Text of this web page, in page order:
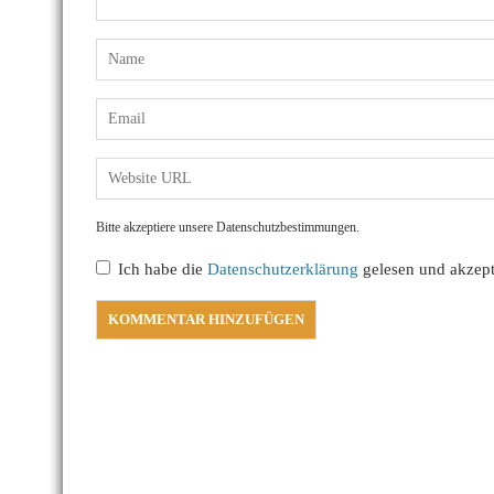
Bitte akzeptiere unsere Datenschutzbestimmungen.
Ich habe die Datenschutzerklärung gelesen und